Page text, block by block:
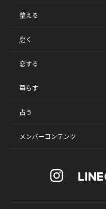
整える
磨く
恋する
暮らす
占う
メンバーコンテンツ